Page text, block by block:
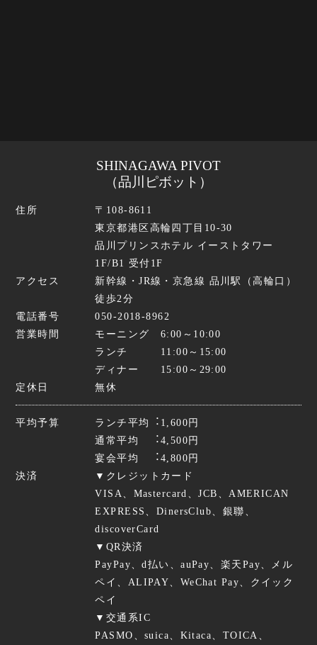
SHINAGAWA PIVOT
（品川ピボット）
住所
〒108-8611
東京都港区高輪四丁目10-30
品川プリンスホテル イーストタワー
1F/B1 受付1F
アクセス
新幹線・JR線・京急線 品川駅（高輪口）
徒歩2分
電話番号
050-2018-8962
営業時間
モーニング 6:00～10:00
ランチ 11:00～15:00
ディナー 15:00～29:00
定休日
無休
平均予算
ランチ平均︓1,600円
通常平均 ︓4,500円
宴会平均 ︓4,800円
決済
▼クレジットカード
VISA、Mastercard、JCB、AMERICAN
EXPRESS、DinersClub、銀聯、
discoverCard
▼QR決済
PayPay、d払い、auPay、楽天Pay、メル
ペイ、ALIPAY、WeChat Pay、クイック
ペイ
▼交通系IC
PASMO、suica、Kitaca、TOICA、